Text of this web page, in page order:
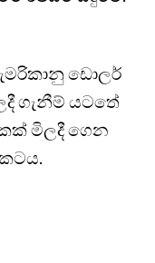
ඩොලර්
ගැනීම් යටතේ
මිලදී ගෙන